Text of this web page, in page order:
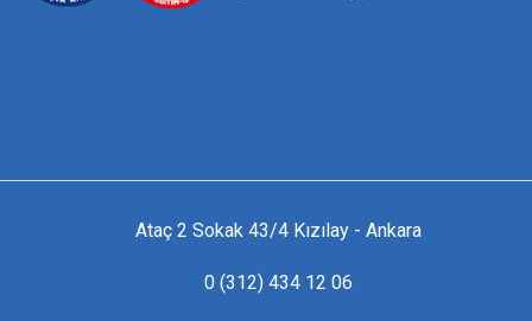
Ataç 2 Sokak 43/4 Kızılay - Ankara
0 (312) 434 12 06